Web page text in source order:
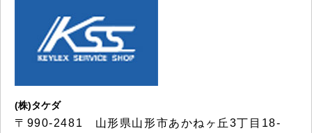
(株)タケダ
〒990-2481 山形県山形市あかねヶ丘3丁目18-